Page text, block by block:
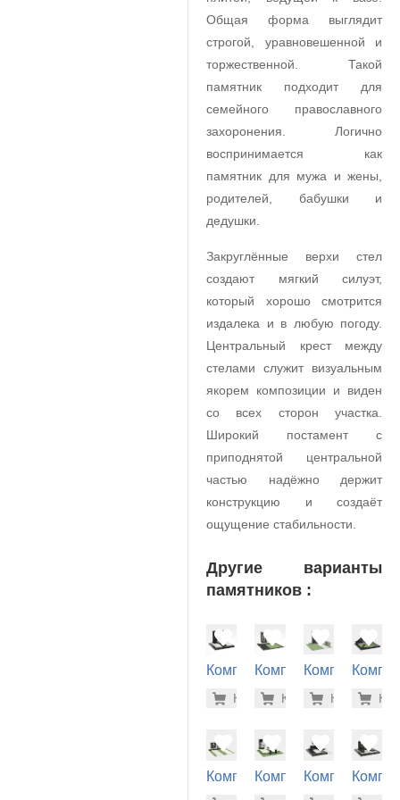
Общая форма выглядит
строгой, уравновешенной и
торжественной. Такой
памятник подходит для
семейного православного
захоронения. Логично
воспринимается как
памятник для мужа и жены,
родителей, бабушки и
дедушки.
Закруглённые верхи стел
создают мягкий силуэт,
который хорошо смотрится
издалека и в любую погоду.
Центральный крест между
стелами служит визуальным
якорем композиции и виден
со всех сторон участка.
Широкий постамент с
приподнятой центральной
частью надёжно держит
конструкцию и создаёт
ощущение стабильности.
Другие варианты
памятников :
Комплекс
могилу
-7%
Купить
Комплекс
могилу
-7%
Купить
Комплекс
могилу
-
Купитьмогилу
КомплексКомплексКомплекс